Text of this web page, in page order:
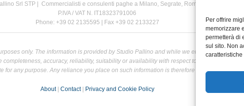
Per offrire
memorizzare
permetterà di
sul sito. Non
Srl STP | Commercialisti e consulenti paghe a Milano, Segrate, Roma e Bari
P.IVA / VAT N. IT18323791006
Phone: +39 02 2135595 | Fax +39 02 2133227
only. The information is provided by Studio Pallino and while we endeavour to keep
accuracy, reliability, suitability or availability with respect to the website or
for any purpose. Any reliance you place on such information is therefore strictly at your
About| Contact| Privacy and Cookie Policy